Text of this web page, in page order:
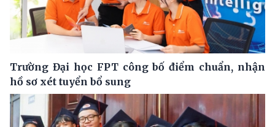
Trường Đại học FPT công bố điểm chuẩn, nhận
hồ sơ xét tuyển bổ sung